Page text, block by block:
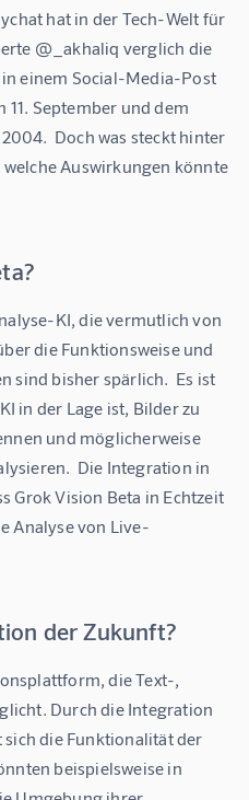
hat in der Tech-Welt für
@_akhaliq verglich die
einem Social-Media-Post
September und dem
Doch was steckt hinter
Auswirkungen könnte
KI, die vermutlich von
die Funktionsweise und
sind bisher spärlich.  Es ist
in der Lage ist, Bilder zu
und möglicherweise
Die Integration in
Grok Vision Beta in Echtzeit
Analyse von Live-
der Zukunft?
die Text-,
Durch die Integration
die Funktionalität der
beispielsweise in